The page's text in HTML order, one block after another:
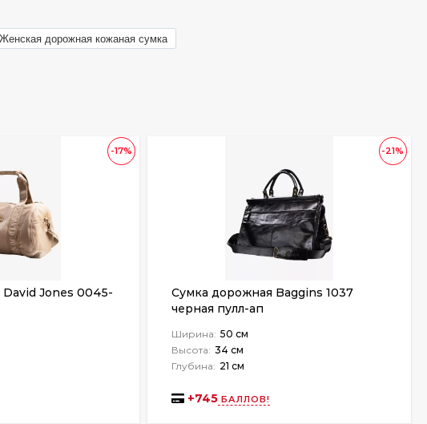
Женская дорожная кожаная сумка
-17%
Jones 0045-
-21%
Сумка дорожная Baggins 1037
черная пулл-ап
Ширина: 50 см
Высота: 34 см
Глубина: 21 см
+745БАЛЛОВ!